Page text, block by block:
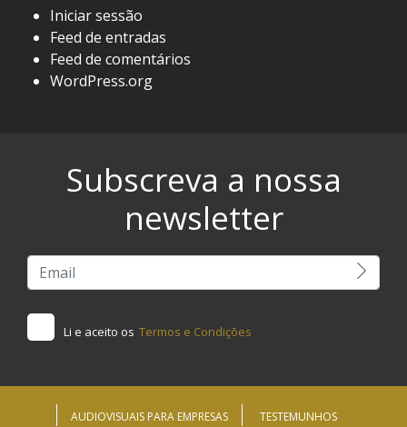
Iniciar sessão
Feed de entradas
Feed de comentários
WordPress.org
Subscreva a nossa
newsletter
Li e aceito os Termos e Condições
AUDIOVISUAIS PARA EMPRESAS TESTEMUNHOS